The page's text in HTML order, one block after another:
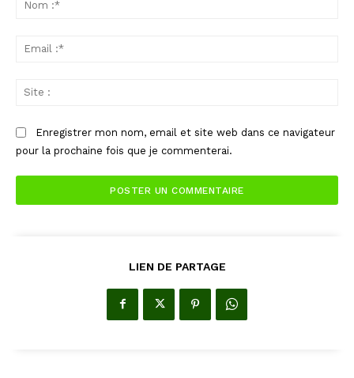
Enregistrer mon nom, email et site web dans ce navigateur
pour la prochaine fois que je commenterai.
LIEN DE PARTAGE